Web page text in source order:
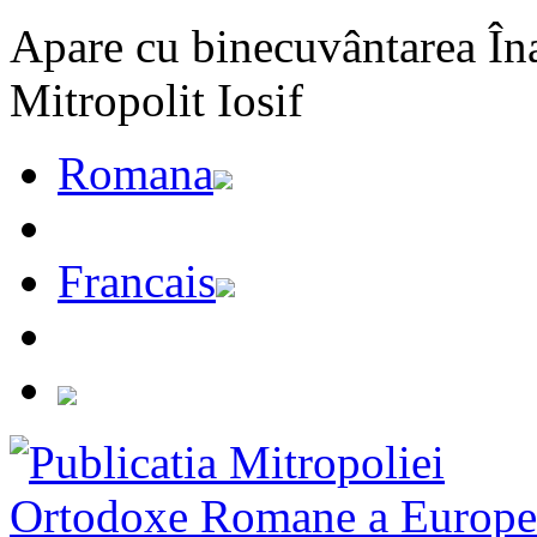
Apare cu binecuvântarea
Mitropolit Iosif
Romana
Francais